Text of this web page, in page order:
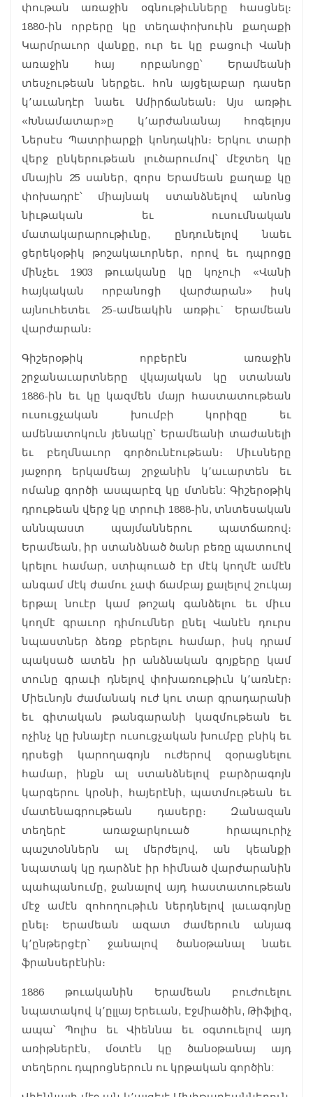
փութան առաջին օգնութիւնները հասցնել։
1880-ին որբերը կը տեղափոխուին քաղաքի
Կարմրաւոր վանքը, ուր եւ կը բացուի Վանի
առաջին հայ որբանոցը՝ Երամեանի
տեսչութեան ներքեւ. հոն այցելաբար դասեր
կ՚աւանդէր նաեւ Ամիրճանեան։ Այս առթիւ
«Խնամատար»ը կ՚արժանանայ հոգելոյս
Ներսէս Պատրիարքի կոնդակին։ Երկու տարի
վերջ ընկերութեան լուծարումով՝ մէջտեղ կը
մնային 25 սաներ, զորս Երամեան քաղաք կը
փոխադրէ՝ միայնակ ստանձնելով անոնց
նիւթական եւ ուսումնական
մատակարարութիւնը, ընդունելով նաեւ
ցերեկօթիկ թոշակաւորներ, որով եւ դպրոցը
մինչեւ 1903 թուականը կը կոչուի «Վանի
հայկական որբանոցի վարժարան» իսկ
այնուհետեւ 25-ամեակին առթիւ` Երամեան
վարժարան։
Գիշերօթիկ որբերէն առաջին
շրջանաւարտները վկայական կը ստանան
1886-ին եւ կը կազմեն մայր հաստատութեան
ուսուցչական խումբի կորիզը եւ
ամենատոկուն յենակը՝ Երամեանի տաժանելի
եւ բեղմնաւոր գործունէութեան։ Միւսները
յաջորդ երկամեայ շրջանին կ՚աւարտեն եւ
ոմանք գործի ասպարէզ կը մտնեն: Գիշերօթիկ
դրութեան վերջ կը տրուի 1888-ին, տնտեսական
աննպաստ պայմաններու պատճառով։
Երամեան, իր ստանձնած ծանր բեռը պատուով
կրելու համար, ստիպուած էր մէկ կողմէ ամէն
անգամ մէկ ժամու չափ ճամբայ քալելով շուկայ
երթալ նուէր կամ թոշակ գանձելու եւ միւս
կողմէ գրաւոր դիմումներ ընել Վանէն դուրս
նպաստներ ձեռք բերելու համար, իսկ դրամ
պակսած ատեն իր անձնական գոյքերը կամ
տունը գրաւի դնելով փոխառութիւն կ՚առնէր։
Միեւնոյն ժամանակ ուժ կու տար գրադարանի
եւ գիտական թանգարանի կազմութեան եւ
ոչինչ կը խնայէր ուսուցչական խումբը բնիկ եւ
դրսեցի կարողագոյն ուժերով զօրացնելու
համար, ինքն ալ ստանձնելով բարձրագոյն
կարգերու կրօնի, հայերէնի, պատմութեան եւ
մատենագրութեան դասերը։ Զանազան
տեղերէ առաջարկուած հրապուրիչ
պաշտօններն ալ մերժելով, ան կեանքի
նպատակ կը դարձնէ իր հիմնած վարժարանին
պահպանումը, ջանալով այդ հաստատութեան
մէջ ամէն զոհողութիւն ներդնելով լաւագոյնը
ընել։ Երամեան ազատ ժամերուն անյագ
կ՚ընթերցէր՝ ջանալով ծանօթանալ նաեւ
ֆրանսերէնին։
1886 թուականին Երամեան բուժուելու
նպատակով կ՚ըլլայ Երեւան, Էջմիածին, Թիֆլիզ,
ապա՝ Պոլիս եւ Վիեննա եւ օգտուելով այդ
առիթներէն, մօտէն կը ծանօթանայ այդ
տեղերու դպրոցներուն ու կրթական գործին: